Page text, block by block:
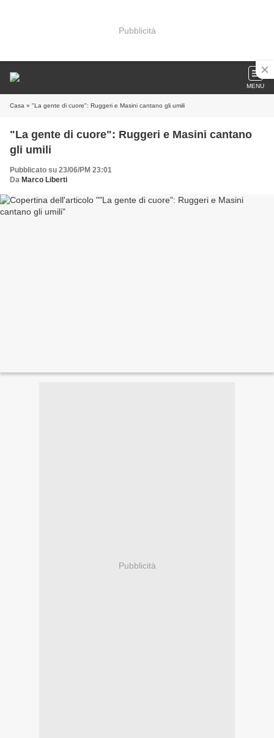
Pubblicità
MENU
Casa » "La gente di cuore": Ruggeri e Masini cantano gli umili
"La gente di cuore": Ruggeri e Masini cantano
gli umili
Pubblicato su 23/06/PM 23:01
Da Marco Liberti
Pubblicità